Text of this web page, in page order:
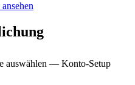
auswählen — Konto-Setup